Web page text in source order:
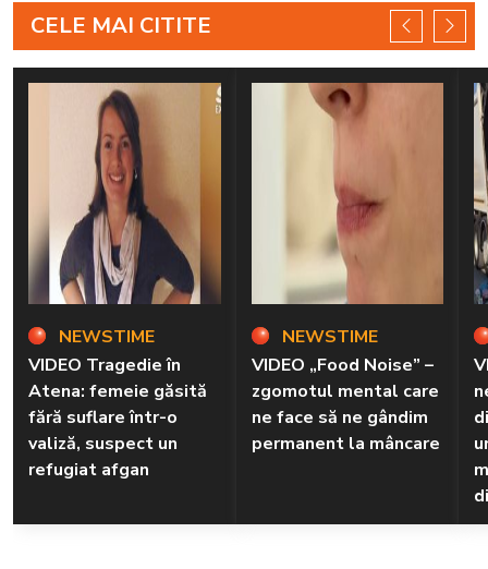
CELE MAI CITITE
NEWSTIME
VIDEO Tragedie în
Atena: femeie găsită
fără suflare într-o
valiză, suspect un
refugiat afgan
NEWSTIME
VIDEO „Food Noise” –
zgomotul mental care
ne face să ne gândim
permanent la mâncare